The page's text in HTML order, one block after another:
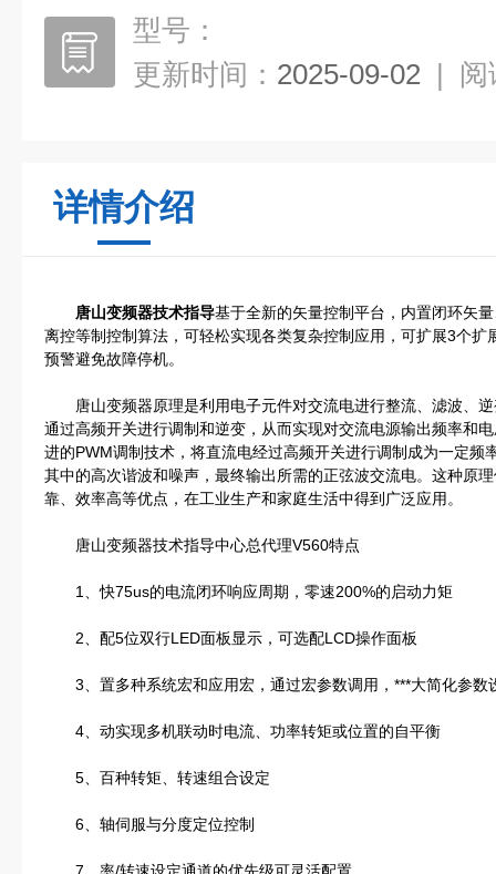
型号：
更新时间： 2025-09-02 | 阅
详情介绍
唐山变频器技术指导基于全新的矢量控制平台，内置闭环矢
离控等制控制算法，可轻松实现各类复杂控制应用，可扩展3个
预警避免故障停机。
唐山变频器原理是利用电子元件对交流电进行整流、滤波、逆
通过高频开关进行调制和逆变，从而实现对交流电源输出频率和
进的PWM调制技术，将直流电经过高频开关进行调制成为一定频
其中的高次谐波和噪声，最终输出所需的正弦波交流电。这种原
靠、效率高等优点，在工业生产和家庭生活中得到广泛应用。
唐山变频器技术指导中心总代理V560特点
1、快75us的电流闭环响应周期，零速200%的启动力矩
2、配5位双行LED面板显示，可选配LCD操作面板
3、置多种系统宏和应用宏，通过宏参数调用，***大简化参数
4、动实现多机联动时电流、功率转矩或位置的自平衡
5、百种转矩、转速组合设定
6、轴伺服与分度定位控制